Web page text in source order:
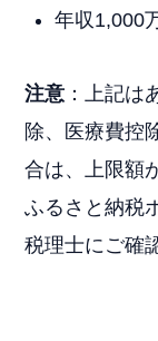
年収1,000
注意 ：上記は
除、医療費控
合は、上限額
ふるさと納税
税理士にご確